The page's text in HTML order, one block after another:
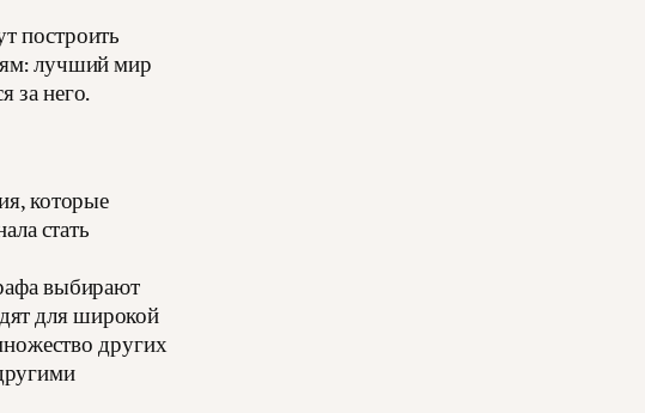
построить
лучший мир
за него.
которые
стать
выбирают
для широкой
других